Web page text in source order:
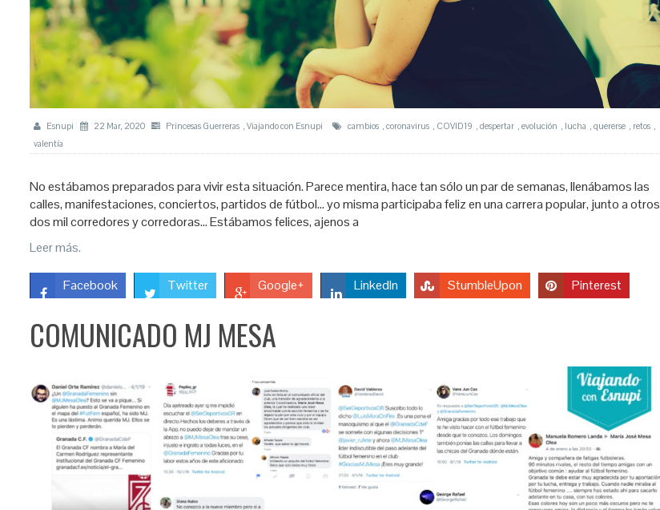
Esnupi 22 Mar, 2020 Princesas Guerreras , Viajando con Esnupi cambios , coronavirus , COVID19 , despertar , evolución , lucha , quererse , retos ,
valentía
No estábamos preparados para vivir esta situación. Parece mentira, hace tan sólo un par de semanas, llenábamos las
calles, manifestaciones, conciertos, partidos de fútbol… yo misma participaba feliz en una carrera popular, junto a otros
dos mil corredores y corredoras… Estábamos felices, ajenos a
Leer más.
Facebook Twitter Google+ LinkedIn StumbleUpon Pinterest
COMUNICADO MJ MESA